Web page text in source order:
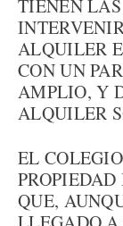
TIENEN
ALQUILER
CON UN
AMPLIO, Y
ALQUILER
EL
QUE,